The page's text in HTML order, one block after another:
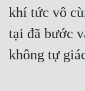
Cạnh Kỹ
Cổ Tiên Hiệp
Cổ Đại
khí tức vô
tại đã bước
không tự